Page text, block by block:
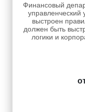
Финансовый
управленческий
выстроен
должен быть
логики и